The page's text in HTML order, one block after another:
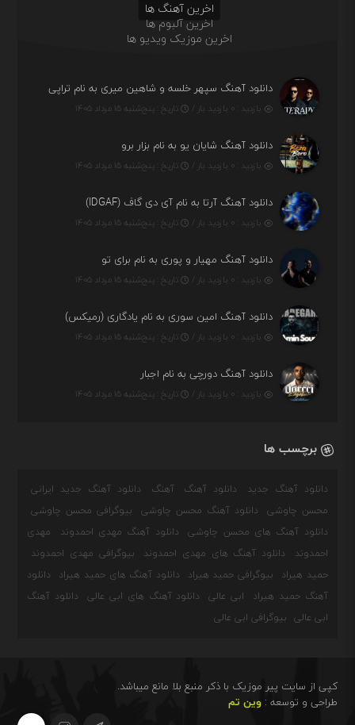
اخرین آهنگ ها
اخرین آلبوم ها
اخرین موزیک ویدیو ها
دانلود آهنگ سپهر خلسه و شاهین میری به نام تراپی
بازدید : ۰ بازدید بار / تاریخ : پنج‌شنبه ۱۵ مرداد ۱۴۰۵
دانلود آهنگ شایان یو به نام بزار برو
بازدید : ۰ بازدید بار / تاریخ : پنج‌شنبه ۱۵ مرداد ۱۴۰۵
دانلود آهنگ آرتا به نام آی دی گاف (IDGAF)
بازدید : ۰ بازدید بار / تاریخ : پنج‌شنبه ۱۵ مرداد ۱۴۰۵
دانلود آهنگ مهیار و پوری به نام برای تو
بازدید : ۰ بازدید بار / تاریخ : پنج‌شنبه ۱۵ مرداد ۱۴۰۵
دانلود آهنگ امین سوری به نام یادگاری (رمیکس)
بازدید : ۰ بازدید بار / تاریخ : پنج‌شنبه ۱۵ مرداد ۱۴۰۵
دانلود آهنگ دورچی به نام اجبار
بازدید : ۰ بازدید بار / تاریخ : پنج‌شنبه ۱۵ مرداد ۱۴۰۵
برچسب ها
دانلود آهنگ جدید دانلود آهنگ آهنگ
دانلود آهنگ جدید ایرانی
محسن چاوشی
دانلود آهنگ محسن چاوشی
بیوگرافی محسن چاوشی
دانلود آهنگ های محسن چاوشی
دانلود آهنگ مهدی احمدوند
مهدی
احمدوند
دانلود آهنگ های مهدی احمدوند
بیوگرافی مهدی احمدوند
حمید هیراد
بیوگرافی حمید هیراد دانلود آهنگ های حمید هیراد
دانلود
آهنگ حمید هیراد
ابی عالی دانلود آهنگ های ابی عالی
دانلود آهنگ
ابی عالی
بیوگرافی ابی عالی
کپی از سایت پیر موزیک با ذکر منبع بلا مانع میباشد.
طراحی و توسعه :وین تم